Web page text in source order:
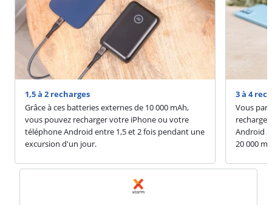
1,5 à 2 recharges
Grâce à ces batteries externes de 10 000 mAh,
vous pouvez recharger votre iPhone ou votre
téléphone Android entre 1,5 et 2 fois pendant une
excursion d'un jour.
3 à 4
Vous
Android 3
20 000